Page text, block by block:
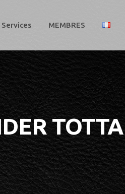
Services MEMBRES
TOTTA